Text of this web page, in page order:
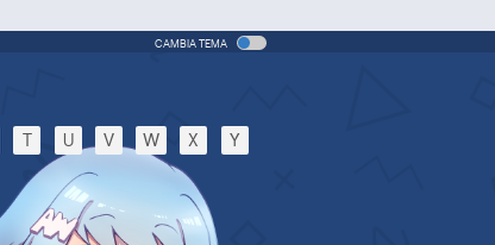
CAMBIA TEMA
T U V W X
Y